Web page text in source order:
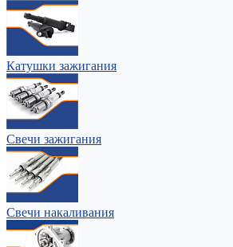
Катушки зажигания
Свечи зажигания
Свечи накаливания